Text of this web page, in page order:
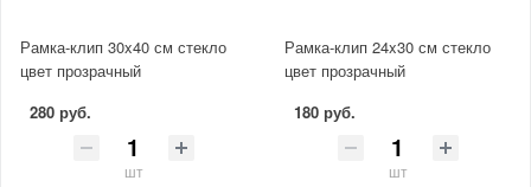
Рамка-клип 30x40 см стекло
цвет прозрачный
280 руб.
шт
Рамка-клип 24x30 см стекло
цвет прозрачный
180 руб.
шт